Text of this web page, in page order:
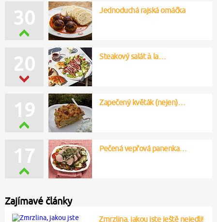
30 Jednoduchá rajská omáčka
20 Steakový salát à la…
19 Zapečený květák (nejen)…
17 Pečená vepřová panenka…
Zajímavé články
Zmrzlina, jakou jste ještě nejedli!